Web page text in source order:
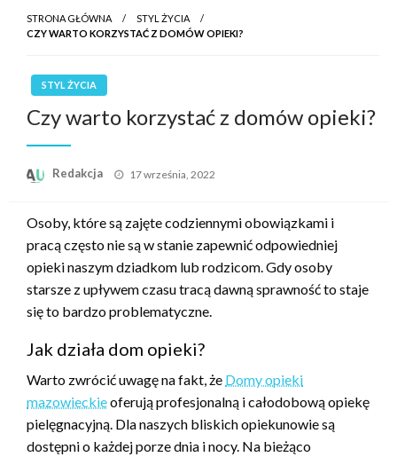
STRONA GŁÓWNA
STYL ŻYCIA
CZY WARTO KORZYSTAĆ Z DOMÓW OPIEKI?
STYL ŻYCIA
Czy warto korzystać z domów opieki?
Redakcja
Opublikowane
17 września, 2022
Osoby, które są zajęte codziennymi obowiązkami i
pracą często nie są w stanie zapewnić odpowiedniej
opieki naszym dziadkom lub rodzicom. Gdy osoby
starsze z upływem czasu tracą dawną sprawność to staje
się to bardzo problematyczne.
Jak działa dom opieki?
Warto zwrócić uwagę na fakt, że Domy opieki
mazowieckieoferują profesjonalną i całodobową opiekę
pielęgnacyjną. Dla naszych bliskich opiekunowie są
dostępni o każdej porze dnia i nocy. Na bieżąco